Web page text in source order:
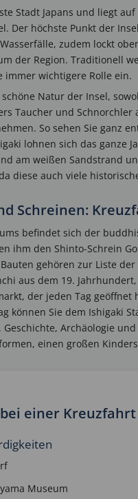
Stadt Japans und liegt
Der höchste Punkt der
zudem lockt
der Region. Traditionell
immer wichtigere Rolle ein.
Natur der Insel,
Taucher und
So sehen Sie ganz
lohnen sich das ganze
am weißen Sandstrand
diese auch viele
Schreinen:
befindet sich der
ihm den Shinto-Schrein
gehören zur Liste
aus dem 19.
der jeden Tag
können Sie dem Ishigaki
Archäologie
einen großen
einer
Museum